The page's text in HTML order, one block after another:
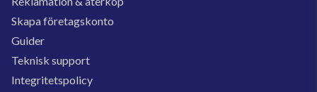
Skapa företagskonto
Guider
Teknisk support
Integritetspolicy